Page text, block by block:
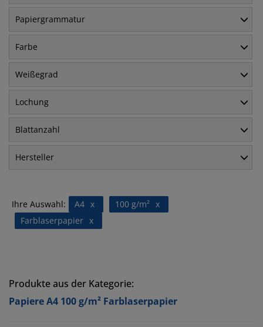
Papiergrammatur
Farbe
Weißegrad
Lochung
Blattanzahl
Hersteller
Ihre Auswahl: x
A4 x
100 g/m²
x
Farblaserpapier
Produkte aus der Kategorie:
Papiere A4 100 g/m² Farblaserpapier